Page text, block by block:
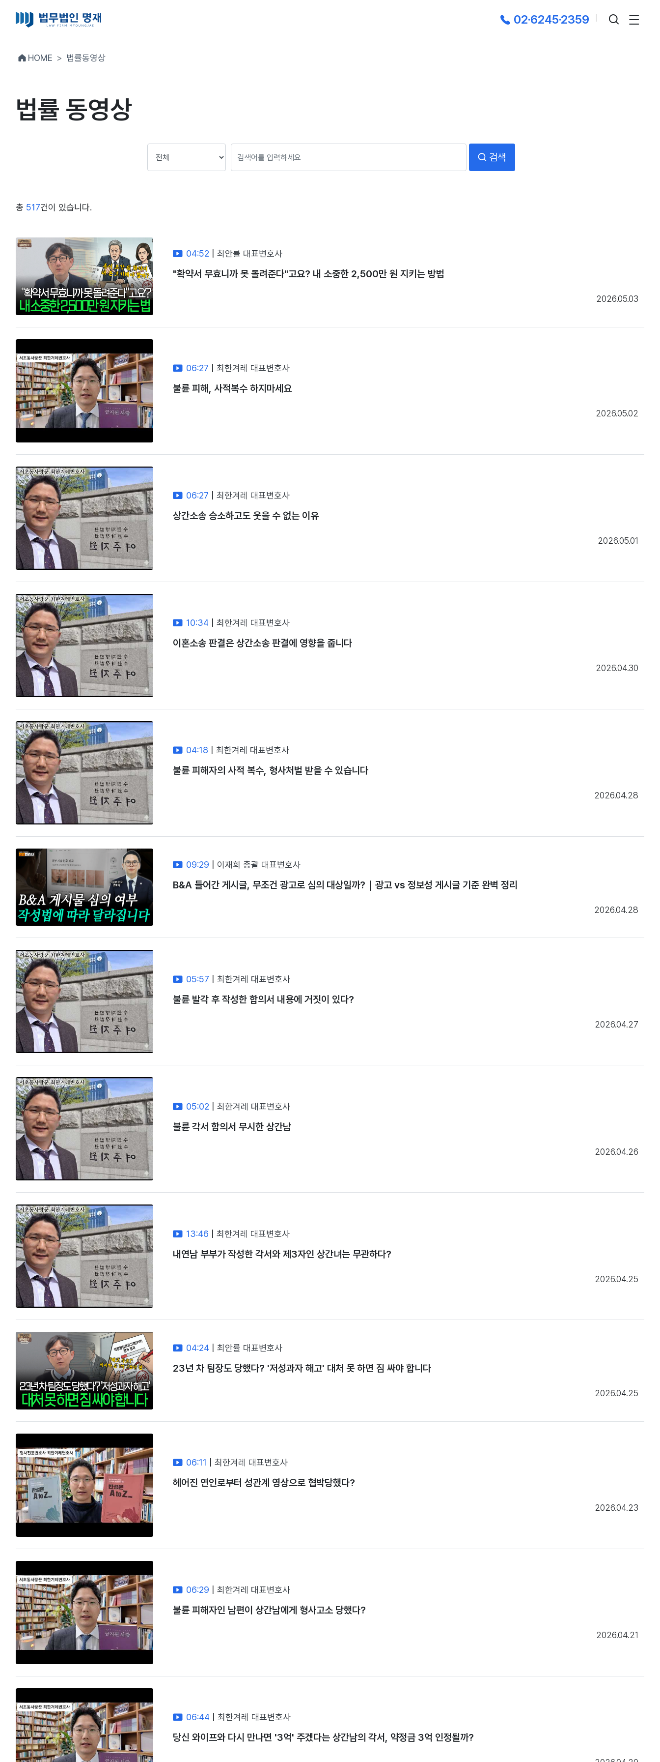
02·6245·2359
HOME 법률동영상
법률 동영상
검색
총 517건이 있습니다.
04:52 최안률 대표변호사
"확약서 무효니까 못 돌려준다"고요? 내 소중한 2,500만 원 지키는 방법
2026.05.03
06:27 최한겨레 대표변호사
불륜 피해, 사적복수 하지마세요
2026.05.02
06:27 최한겨레 대표변호사
상간소송 승소하고도 웃을 수 없는 이유
2026.05.01
10:34 최한겨레 대표변호사
이혼소송 판결은 상간소송 판결에 영향을 줍니다
2026.04.30
04:18 최한겨레 대표변호사
불륜 피해자의 사적 복수, 형사처벌 받을 수 있습니다
2026.04.28
09:29 이재희 총괄 대표변호사
B&A 들어간 게시글, 무조건 광고로 심의 대상일까?｜광고 vs 정보성 게시글 기준 완벽 정리
2026.04.28
05:57 최한겨레 대표변호사
불륜 발각 후 작성한 합의서 내용에 거짓이 있다?
2026.04.27
05:02 최한겨레 대표변호사
불륜 각서 합의서 무시한 상간남
2026.04.26
13:46 최한겨레 대표변호사
내연남 부부가 작성한 각서와 제3자인 상간녀는 무관하다?
2026.04.25
04:24 최안률 대표변호사
23년 차 팀장도 당했다? '저성과자 해고' 대처 못 하면 짐 싸야 합니다
2026.04.25
06:11 최한겨레 대표변호사
헤어진 연인로부터 성관계 영상으로 협박당했다?
2026.04.23
06:29 최한겨레 대표변호사
불륜 피해자인 남편이 상간남에게 형사고소 당했다?
2026.04.21
06:44 최한겨레 대표변호사
당신 와이프와 다시 만나면 '3억' 주겠다는 상간남의 각서, 약정금 3억 인정될까?